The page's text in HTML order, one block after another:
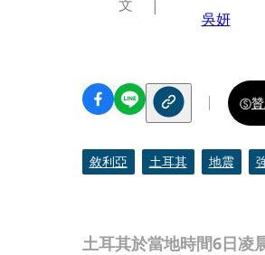
土耳其於當地時間6日凌
文
吳妍
敘利亞 土耳其 地震